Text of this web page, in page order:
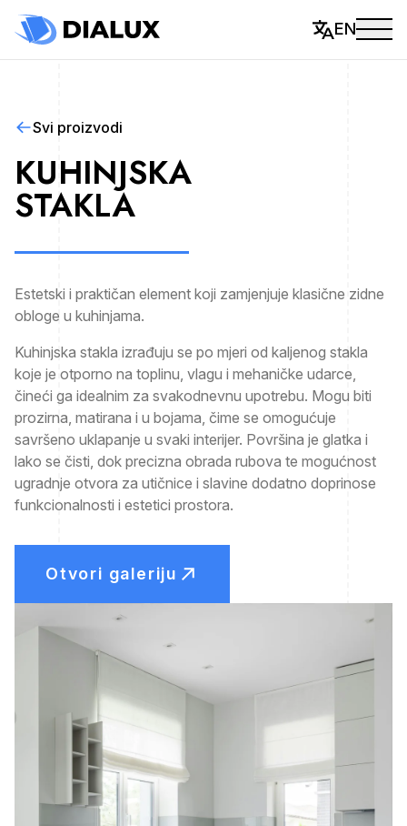
EN
Svi proizvodi
KUHINJSKA
STAKLA
Estetski i praktičan element koji zamjenjuje klasične zidne
obloge u kuhinjama.
Kuhinjska stakla izrađuju se po mjeri od kaljenog stakla
koje je otporno na toplinu, vlagu i mehaničke udarce,
čineći ga idealnim za svakodnevnu upotrebu. Mogu biti
prozirna, matirana i u bojama, čime se omogućuje
savršeno uklapanje u svaki interijer. Površina je glatka i
lako se čisti, dok precizna obrada rubova te mogućnost
ugradnje otvora za utičnice i slavine dodatno doprinose
funkcionalnosti i estetici prostora.
Otvori galeriju